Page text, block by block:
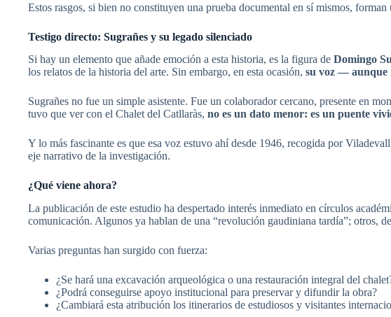
Estos rasgos, si bien no constituyen una prueba documental en sí mismos, forman
Testigo directo: Sugrañes y su legado silenciado
Si hay un elemento que añade emoción a esta historia, es la figura de Domingo
los relatos de la historia del arte. Sin embargo, en esta ocasión, su voz — aunque
Sugrañes no fue un simple asistente. Fue un colaborador cercano, presente en
tuvo que ver con el Chalet del Catllaràs, no es un dato menor: es un puente
Y lo más fascinante es que esa voz estuvo ahí desde 1946, recogida por
eje narrativo de la investigación.
¿Qué viene ahora?
La publicación de este estudio ha despertado interés inmediato en círculos
comunicación. Algunos ya hablan de una “revolución gaudiniana tardía”; otros,
Varias preguntas han surgido con fuerza:
¿Se hará una excavación arqueológica o una restauración integral del
¿Podrá conseguirse apoyo institucional para preservar y difundir la obra?
¿Cambiará esta atribución los itinerarios de estudiosos y visitantes